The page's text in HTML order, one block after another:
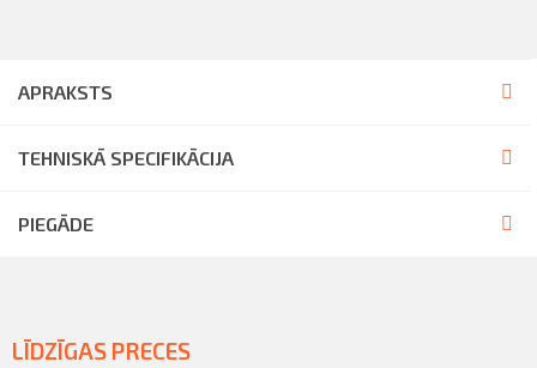
APRAKSTS
TEHNISKĀ SPECIFIKĀCIJA
PIEGĀDE
LĪDZĪGAS PRECES